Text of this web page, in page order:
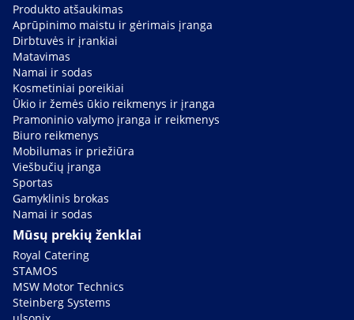
Produkto atšaukimas
Aprūpinimo maistu ir gėrimais įranga
Dirbtuvės ir įrankiai
Matavimas
Namai ir sodas
Kosmetiniai poreikiai
Ūkio ir žemės ūkio reikmenys ir įranga
Pramoninio valymo įranga ir reikmenys
Biuro reikmenys
Mobilumas ir priežiūra
Viešbučių įranga
Sportas
Gamyklinis brokas
Namai ir sodas
Mūsų prekių ženklai
Royal Catering
STAMOS
MSW Motor Technics
Steinberg Systems